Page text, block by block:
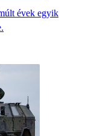
évek egyik